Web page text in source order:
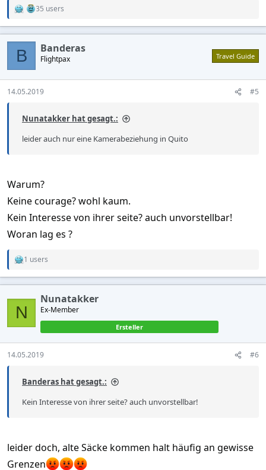
R
a
c
o
n
s
35 users
B Banderas
Flightpax Travel Guide
14.05.2019 #5
Nunatakker hat gesagt.:
leider auch nur eine Kamerabeziehung in Quito
Warum?
Keine courage? wohl kaum.
Kein Interesse von ihrer seite? auch unvorstellbar!
Woran lag es ?
R
a
t
o
n
1 users
N
Nunatakker
Ex-Member
Ersteller
14.05.2019 #6
Banderas hat gesagt.:
Kein Interesse von ihrer seite? auch unvorstellbar!
leider doch, alte Säcke kommen halt häufig an gewisse
Grenzen